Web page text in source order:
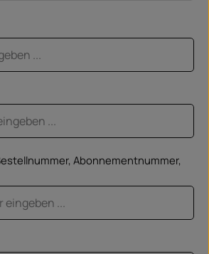
Abonnementnummer,